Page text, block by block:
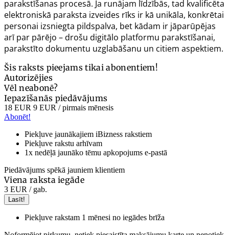
parakstīšanas procesā. Ja runājam līdzībās, tad kvalificēta
elektroniskā paraksta izveides rīks ir kā unikāla, konkrētai
personai izsniegta pildspalva, bet kādam ir jāparūpējas
arī par pārējo – drošu digitālo platformu parakstīšanai,
parakstīto dokumentu uzglabāšanu un citiem aspektiem.
Šis raksts pieejams tikai abonentiem!
Autorizējies
Vēl neabonē?
Iepazīšanās piedāvājums
18 EUR 9 EUR / pirmais mēnesis
Abonēt!
Piekļuve jaunākajiem iBizness rakstiem
Piekļuve rakstu arhīvam
1x nedēļā jaunāko tēmu apkopojums e-pastā
Piedāvājums spēkā jauniem klientiem
Viena raksta iegāde
3 EUR / gab.
Lasīt!
Piekļuve rakstam 1 mēnesi no iegādes brīža